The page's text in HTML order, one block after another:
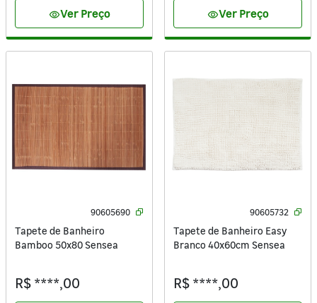
visibilityVer Preço visibilityVer Preço
90605690
Tapete de Banheiro
Bamboo 50x80 Sensea
R$ ****,00
90605732
Tapete de Banheiro Easy
Branco 40x60cm Sensea
R$ ****,00